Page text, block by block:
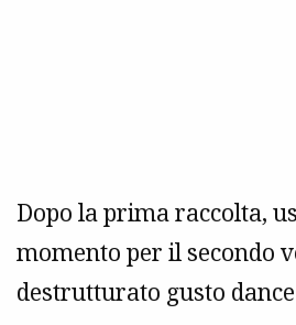
Dopo la prima raccolta,
momento per il secondo
destrutturato gusto